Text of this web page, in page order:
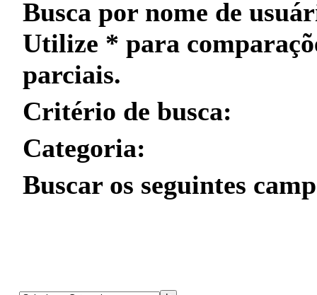
Busca por nome de
Utilize * para
parciais.
Critério de busca:
Categoria:
Buscar os seguintes